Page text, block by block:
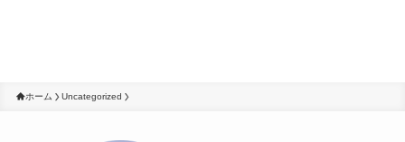
ホーム Uncategorized